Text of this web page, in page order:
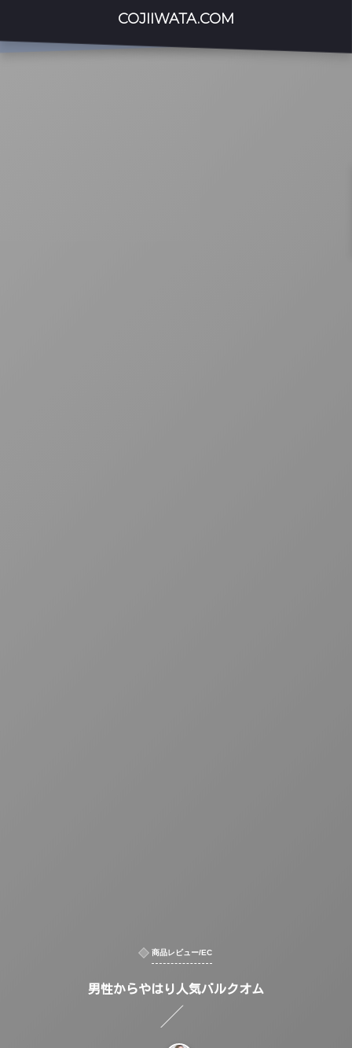
COJIIWATA.COM
商品レビュー/EC
男性からやはり人気バルクオム